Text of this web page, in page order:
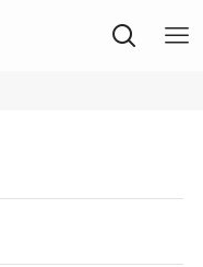
土居地区の商店街